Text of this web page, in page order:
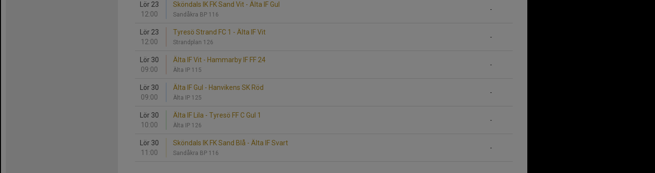
Lör 23
12:00
-
Sköndals IK FK Sand Vit - Älta IF Gul
Sandåkra BP 116
Lör 23
12:00
-
Tyresö Strand FC 1 - Älta IF Vit
Strandplan 126
Lör 30
09:00
-
Älta IF Vit - Hammarby IF FF 24
Älta IP 115
Lör 30
09:00
-
Älta IF Gul - Hanvikens SK Röd
Älta IP 125
Lör 30
10:00
-
Älta IF Lila - Tyresö FF C Gul 1
Älta IP 126
Lör 30
11:00
-
Sköndals IK FK Sand Blå - Älta IF Svart
Sandåkra BP 116